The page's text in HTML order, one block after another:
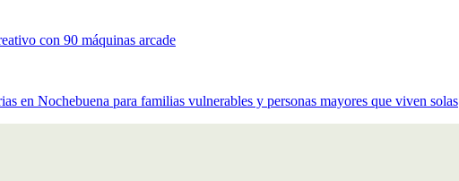
con 90 máquinas arcade
en Nochebuena para familias vulnerables y personas mayores que viven solas